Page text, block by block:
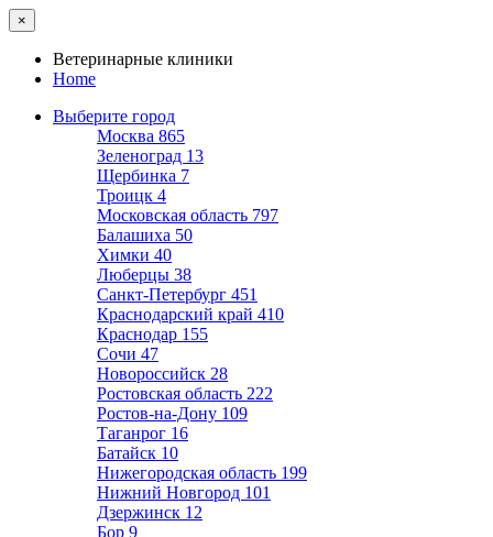
×
Ветеринарные клиники
Home
Выберите город
Москва 865
Зеленоград 13
Щербинка 7
Троицк 4
Московская область 797
Балашиха 50
Химки 40
Люберцы 38
Санкт-Петербург 451
Краснодарский край 410
Краснодар 155
Сочи 47
Новороссийск 28
Ростовская область 222
Ростов-на-Дону 109
Таганрог 16
Батайск 10
Нижегородская область 199
Нижний Новгород 101
Дзержинск 12
Бор 9